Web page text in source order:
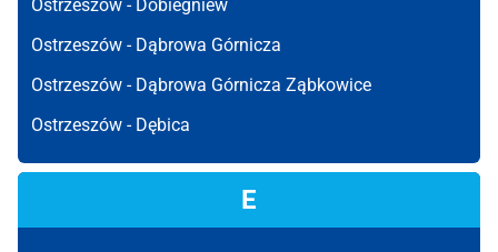
Ostrzeszów - Dobiegniew
Ostrzeszów - Dąbrowa Górnicza
Ostrzeszów - Dąbrowa Górnicza Ząbkowice
Ostrzeszów - Dębica
E